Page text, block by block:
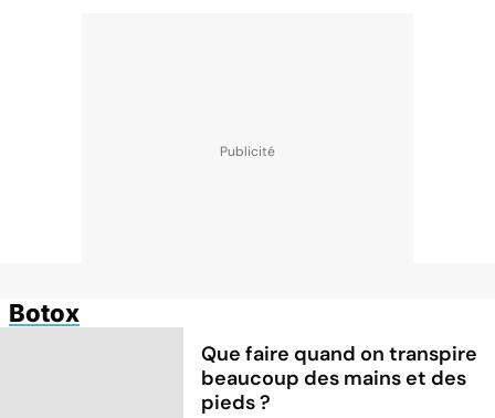
Botox
Que faire quand on transpire
beaucoup des mains et des
pieds ?